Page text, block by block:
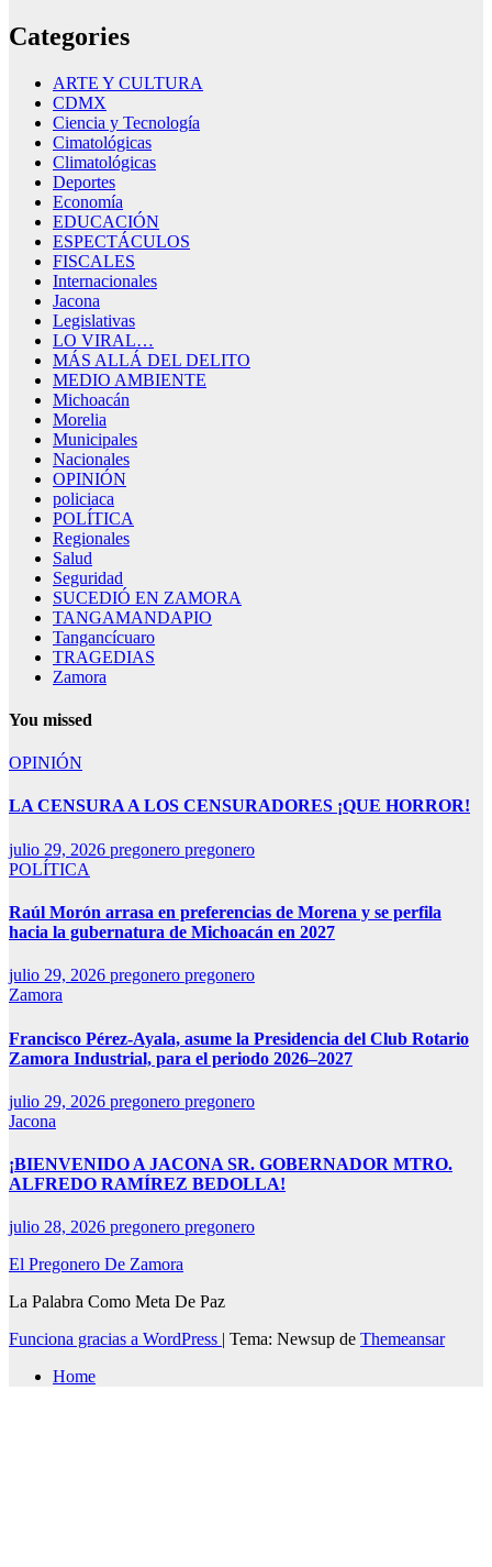
Categories
ARTE Y CULTURA
CDMX
Ciencia y Tecnología
Cimatológicas
Climatológicas
Deportes
Economía
EDUCACIÓN
ESPECTÁCULOS
FISCALES
Internacionales
Jacona
Legislativas
LO VIRAL…
MÁS ALLÁ DEL DELITO
MEDIO AMBIENTE
Michoacán
Morelia
Municipales
Nacionales
OPINIÓN
policiaca
POLÍTICA
Regionales
Salud
Seguridad
SUCEDIÓ EN ZAMORA
TANGAMANDAPIO
Tangancícuaro
TRAGEDIAS
Zamora
You missed
OPINIÓN
LA CENSURA A LOS CENSURADORES ¡QUE HORROR!
julio 29, 2026 pregonero pregonero
POLÍTICA
Raúl Morón arrasa en preferencias de Morena y se perfila
hacia la gubernatura de Michoacán en 2027
julio 29, 2026 pregonero pregonero
Zamora
Francisco Pérez-Ayala, asume la Presidencia del Club Rotario
Zamora Industrial, para el periodo 2026–2027
julio 29, 2026 pregonero pregonero
Jacona
¡BIENVENIDO A JACONA SR. GOBERNADOR MTRO.
ALFREDO RAMÍREZ BEDOLLA!
julio 28, 2026 pregonero pregonero
El Pregonero De Zamora
La Palabra Como Meta De Paz
Funciona gracias a WordPress | Tema: Newsup de Themeansar
Home